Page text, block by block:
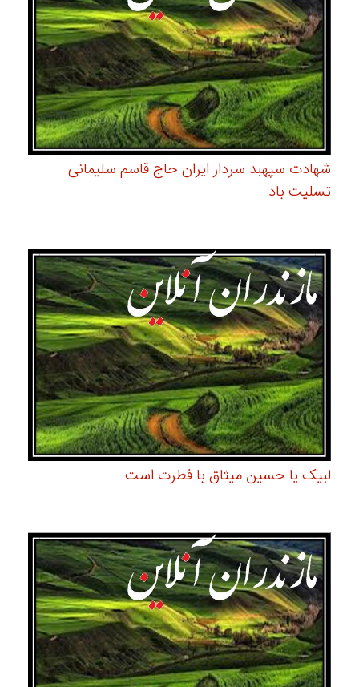
شهادت سپهبد سردار ایران حاج قاسم سلیمانی
تسلیت باد
لبیک یا حسین میثاق با فطرت است